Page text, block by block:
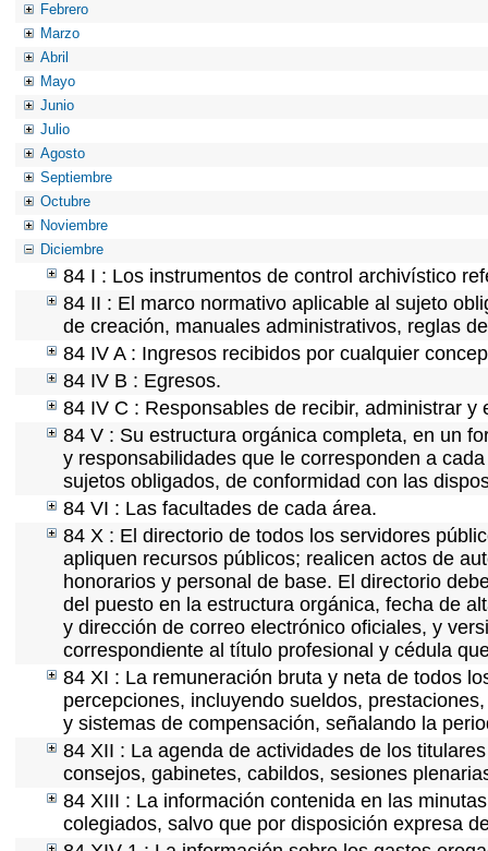
Febrero
Marzo
Abril
Mayo
Junio
Julio
Agosto
Septiembre
Octubre
Noviembre
Diciembre
84 I : Los instrumentos de control archivístico
84 II : El marco normativo aplicable al sujeto
de creación, manuales administrativos, reglas
84 IV A : Ingresos recibidos por cualquier
84 IV B : Egresos.
84 IV C : Responsables de recibir, administrar y
84 V : Su estructura orgánica completa, en un
y responsabilidades que le corresponden a
sujetos obligados, de conformidad con las
84 VI : Las facultades de cada área.
84 X : El directorio de todos los servidores
apliquen recursos públicos; realicen actos de
honorarios y personal de base. El directorio
del puesto en la estructura orgánica, fecha de
y dirección de correo electrónico oficiales, y
correspondiente al título profesional y cédula
84 XI : La remuneración bruta y neta de todos
percepciones, incluyendo sueldos,
y sistemas de compensación, señalando la
84 XII : La agenda de actividades de los
consejos, gabinetes, cabildos, sesiones
84 XIII : La información contenida en las
colegiados, salvo que por disposición expresa